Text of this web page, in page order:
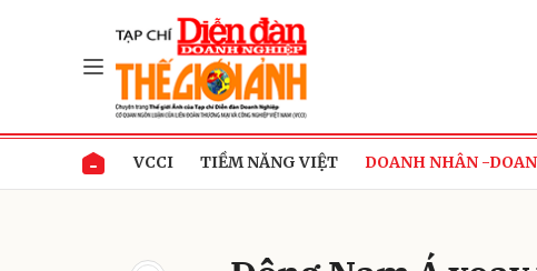
VCCI TIỀM NĂNG VIỆT DOANH NHÂN -